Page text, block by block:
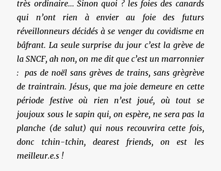
très ordinaire… Sinon quoi ? les foies des canards
qui n’ont rien à envier au foie des futurs
réveillonneurs décidés à se venger du covidisme en
bâfrant. La seule surprise du jour c’est la grève de
la SNCF, ah non, on me dit que c’est un marronnier
: pas de noël sans grèves de trains, sans grègrève
de traintrain. Jésus, que ma joie demeure en cette
période festive où rien n’est joué, où tout se
joujoux sous le sapin qui, on espère, ne sera pas la
planche (de salut) qui nous recouvrira cette fois,
donc tchin-tchin, dearest friends, on est les
meilleur.e.s !